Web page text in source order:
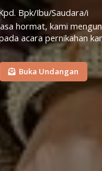
Bpk/Ibu/Saudara/i
hormat, kami
acara pernikahan
Buka Undangan